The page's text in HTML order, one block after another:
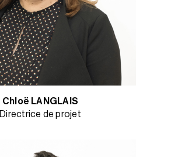
Chloë LANGLAIS
Directrice de projet